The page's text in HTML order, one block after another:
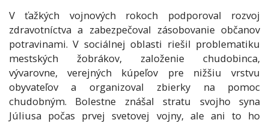
V ťažkých vojnových rokoch podporoval rozvoj
zdravotníctva a zabezpečoval zásobovanie občanov
potravinami. V sociálnej oblasti riešil problematiku
mestských žobrákov, založenie chudobinca,
vývarovne, verejných kúpeľov pre nižšiu vrstvu
obyvateľov a organizoval zbierky na pomoc
chudobným. Bolestne znášal stratu svojho syna
Júliusa počas prvej svetovej vojny, ale ani to ho